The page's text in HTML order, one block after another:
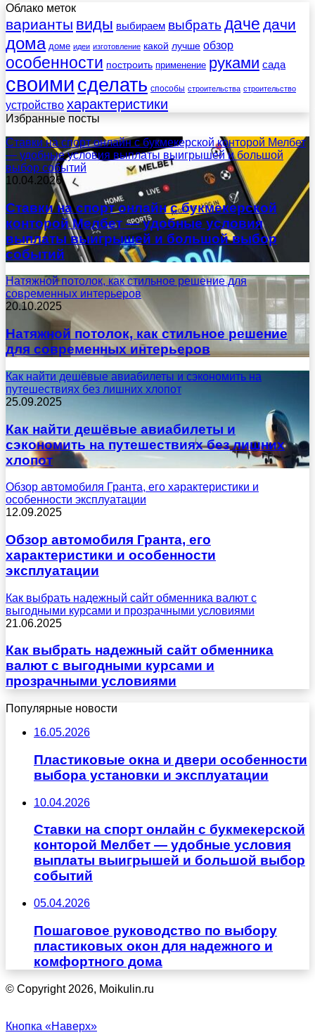
Облако меток
варианты виды выбираем выбрать даче дачи
дома доме идеи изготовление какой лучше обзор
особенности построить применение руками сада
своими сделать способы строительства строительство
устройство характеристики
Избранные посты
Ставки на спорт онлайн с букмекерской конторой Мелбет
— удобные условия выплаты выигрышей и большой
выбор событий
10.04.2026
Ставки на спорт онлайн с букмекерской
конторой Мелбет — удобные условия
выплаты выигрышей и большой выбор
событий
Натяжной потолок, как стильное решение для
современных интерьеров
20.10.2025
Натяжной потолок, как стильное решение
для современных интерьеров
Как найти дешёвые авиабилеты и сэкономить на
путешествиях без лишних хлопот
25.09.2025
Как найти дешёвые авиабилеты и
сэкономить на путешествиях без лишних
хлопот
Обзор автомобиля Гранта, его характеристики и
особенности эксплуатации
12.09.2025
Обзор автомобиля Гранта, его
характеристики и особенности
эксплуатации
Как выбрать надежный сайт обменника валют с
выгодными курсами и прозрачными условиями
21.06.2025
Как выбрать надежный сайт обменника
валют с выгодными курсами и
прозрачными условиями
Популярные новости
16.05.2026
Пластиковые окна и двери особенности
выбора установки и эксплуатации
10.04.2026
Ставки на спорт онлайн с букмекерской
конторой Мелбет — удобные условия
выплаты выигрышей и большой выбор
событий
05.04.2026
Пошаговое руководство по выбору
пластиковых окон для надежного и
комфортного дома
© Copyright 2026, Moikulin.ru
Кнопка «Наверх»